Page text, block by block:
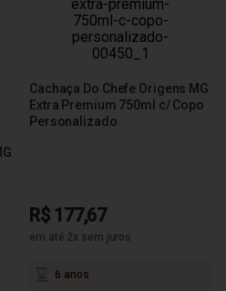
Cachaça Do Chefe Origens MG
Extra Premium 750ml c/ Copo
Personalizado
R$ 177,67
em até 2x sem juros
6 anos